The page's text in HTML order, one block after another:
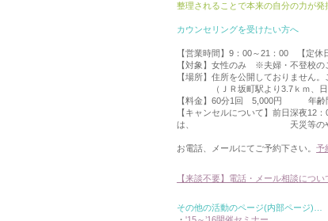
整理されることで本来の自分の力が発
カウンセリングを受けたい方へ
【営業時間】9：00～21：00 【定休
【対象】女性のみ ※夫婦・不登校の
【場所】住所を公開しておりません
（ＪＲ坂町駅より3.7ｋｍ、日本
【料金】60分1回 5,000円 年齢
【キャンセルについて】前日深夜12
は、 天災等のやむを得ない
お電話、メールにてご予約下さい。予
【来談不要】電話・メール相談につい
その他の活動のページ(内部ページ)…